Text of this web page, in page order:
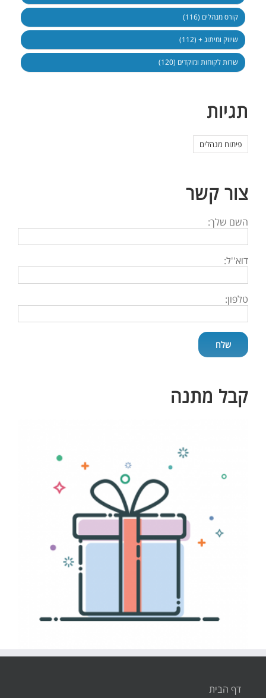
קורס מנהלים (116)
שיווק ומיתוג + (112)
שרות לקוחות ומוקדים (120)
תגיות
פיתוח מנהלים
צור קשר
השם שלך:
דוא''ל:
טלפון:
קבל מתנה
דף הבית